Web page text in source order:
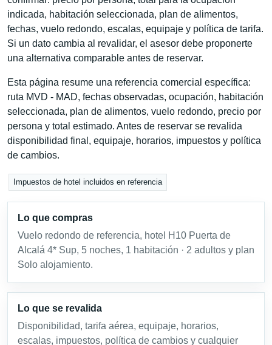
indicada, habitación seleccionada, plan de alimentos,
fechas, vuelo redondo, escalas, equipaje y política de tarifa.
Si un dato cambia al revalidar, el asesor debe proponerte
una alternativa comparable antes de reservar.
Esta página resume una referencia comercial específica:
ruta MVD - MAD, fechas observadas, ocupación, habitación
seleccionada, plan de alimentos, vuelo redondo, precio por
persona y total estimado. Antes de reservar se revalida
disponibilidad final, equipaje, horarios, impuestos y política
de cambios.
Impuestos de hotel incluidos en referencia
Lo que compras
Vuelo redondo de referencia, hotel H10 Puerta de
Alcalá 4* Sup, 5 noches, 1 habitación · 2 adultos y plan
Solo alojamiento.
Lo que se revalida
Disponibilidad, tarifa aérea, equipaje, horarios,
escalas, impuestos, política de cambios y cualquier